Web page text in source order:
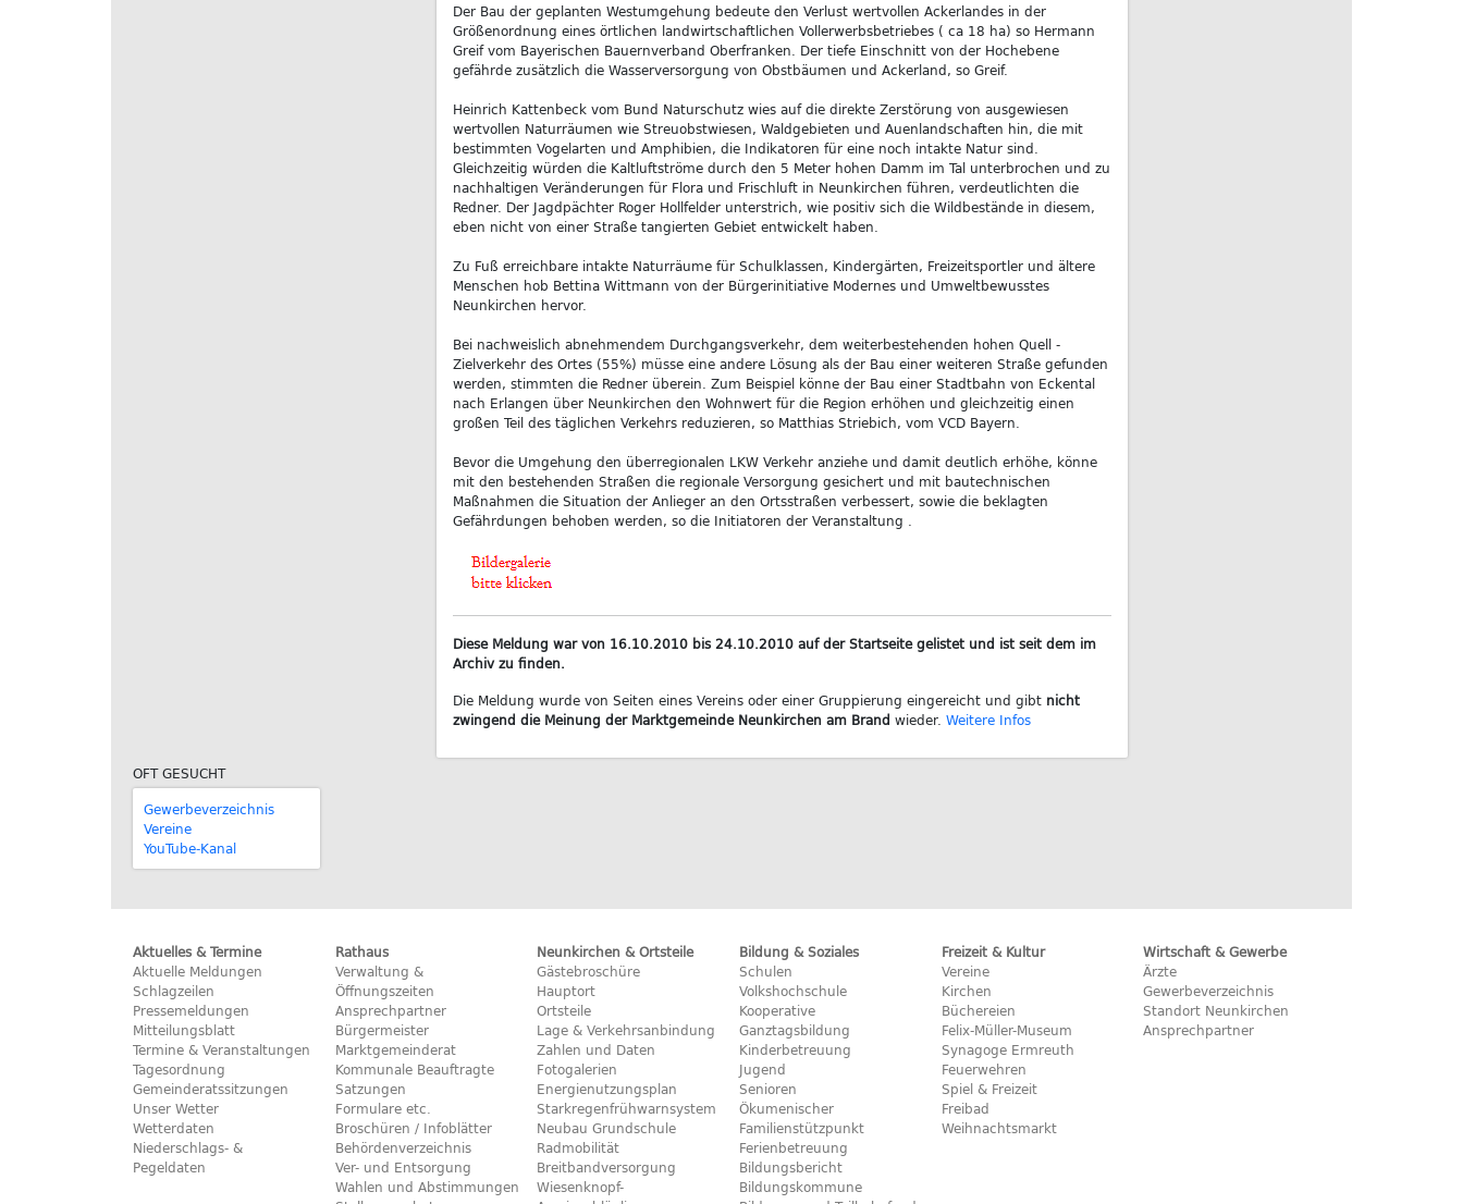
Der Bau der geplanten Westumgehung bedeute den Verlust wertvollen Ackerlandes in der
Größenordnung eines örtlichen landwirtschaftlichen Vollerwerbsbetriebes ( ca 18 ha) so Hermann
Greif vom Bayerischen Bauernverband Oberfranken. Der tiefe Einschnitt von der Hochebene
gefährde zusätzlich die Wasserversorgung von Obstbäumen und Ackerland, so Greif.
Heinrich Kattenbeck vom Bund Naturschutz wies auf die direkte Zerstörung von ausgewiesen
wertvollen Naturräumen wie Streuobstwiesen, Waldgebieten und Auenlandschaften hin, die mit
bestimmten Vogelarten und Amphibien, die Indikatoren für eine noch intakte Natur sind.
Gleichzeitig würden die Kaltluftströme durch den 5 Meter hohen Damm im Tal unterbrochen und zu
nachhaltigen Veränderungen für Flora und Frischluft in Neunkirchen führen, verdeutlichten die
Redner. Der Jagdpächter Roger Hollfelder unterstrich, wie positiv sich die Wildbestände in diesem,
eben nicht von einer Straße tangierten Gebiet entwickelt haben.
Zu Fuß erreichbare intakte Naturräume für Schulklassen, Kindergärten, Freizeitsportler und ältere
Menschen hob Bettina Wittmann von der Bürgerinitiative Modernes und Umweltbewusstes
Neunkirchen hervor.
Bei nachweislich abnehmendem Durchgangsverkehr, dem weiterbestehenden hohen Quell -
Zielverkehr des Ortes (55%) müsse eine andere Lösung als der Bau einer weiteren Straße gefunden
werden, stimmten die Redner überein. Zum Beispiel könne der Bau einer Stadtbahn von Eckental
nach Erlangen über Neunkirchen den Wohnwert für die Region erhöhen und gleichzeitig einen
großen Teil des täglichen Verkehrs reduzieren, so Matthias Striebich, vom VCD Bayern.
Bevor die Umgehung den überregionalen LKW Verkehr anziehe und damit deutlich erhöhe, könne
mit den bestehenden Straßen die regionale Versorgung gesichert und mit bautechnischen
Maßnahmen die Situation der Anlieger an den Ortsstraßen verbessert, sowie die beklagten
Gefährdungen behoben werden, so die Initiatoren der Veranstaltung .
Diese Meldung war von 16.10.2010 bis 24.10.2010 auf der Startseite gelistet und ist seit dem im
Archiv zu finden.
Die Meldung wurde von Seiten eines Vereins oder einer Gruppierung eingereicht und gibt nicht
zwingend die Meinung der Marktgemeinde Neunkirchen am Brand wieder. Weitere Infos
OFT GESUCHT
Gewerbeverzeichnis
Vereine
YouTube-Kanal
Aktuelles & Termine
Aktuelle Meldungen
Schlagzeilen
Pressemeldungen
Mitteilungsblatt
Termine & Veranstaltungen
Tagesordnung
Gemeinderatssitzungen
Unser Wetter
Wetterdaten
Niederschlags- &
Pegeldaten
Rathaus
Verwaltung &
Öffnungszeiten
Ansprechpartner
Bürgermeister
Marktgemeinderat
Kommunale Beauftragte
Satzungen
Formulare etc.
Broschüren / Infoblätter
Behördenverzeichnis
Ver- und Entsorgung
Wahlen und Abstimmungen
Neunkirchen & Ortsteile
Gästebroschüre
Hauptort
Ortsteile
Lage & Verkehrsanbindung
Zahlen und Daten
Fotogalerien
Energienutzungsplan
Starkregenfrühwarnsystem
Neubau Grundschule
Radmobilität
Breitbandversorgung
Wiesenknopf-
Bildung & Soziales
Schulen
Volkshochschule
Kooperative
Ganztagsbildung
Kinderbetreuung
Jugend
Senioren
Ökumenischer
Familienstützpunkt
Ferienbetreuung
Bildungsbericht
Bildungskommune
Freizeit & Kultur
Vereine
Kirchen
Büchereien
Felix-Müller-Museum
Synagoge Ermreuth
Feuerwehren
Spiel & Freizeit
Freibad
Weihnachtsmarkt
Wirtschaft & Gewerbe
Ärzte
Gewerbeverzeichnis
Standort Neunkirchen
Ansprechpartner